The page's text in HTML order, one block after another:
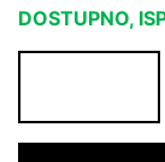
DOSTUPNO,